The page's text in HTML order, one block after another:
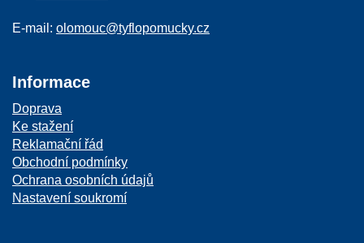
E-mail: olomouc@tyflopomucky.cz
Informace
Doprava
Ke stažení
Reklamační řád
Obchodní podmínky
Ochrana osobních údajů
Nastavení soukromí